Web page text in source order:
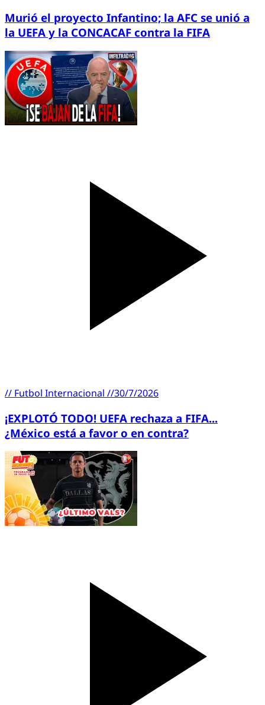
Murió el proyecto Infantino; la AFC se unió a
la UEFA y la CONCACAF contra la FIFA
// Futbol Internacional //30/7/2026
¡EXPLOTÓ TODO! UEFA rechaza a FIFA...
¿México está a favor o en contra?